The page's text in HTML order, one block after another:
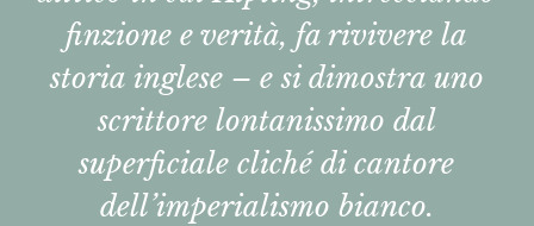
finzione e verità, fa rivivere la
storia inglese – e si dimostra uno
scrittore lontanissimo dal
superficiale cliché di cantore
dell’imperialismo bianco.